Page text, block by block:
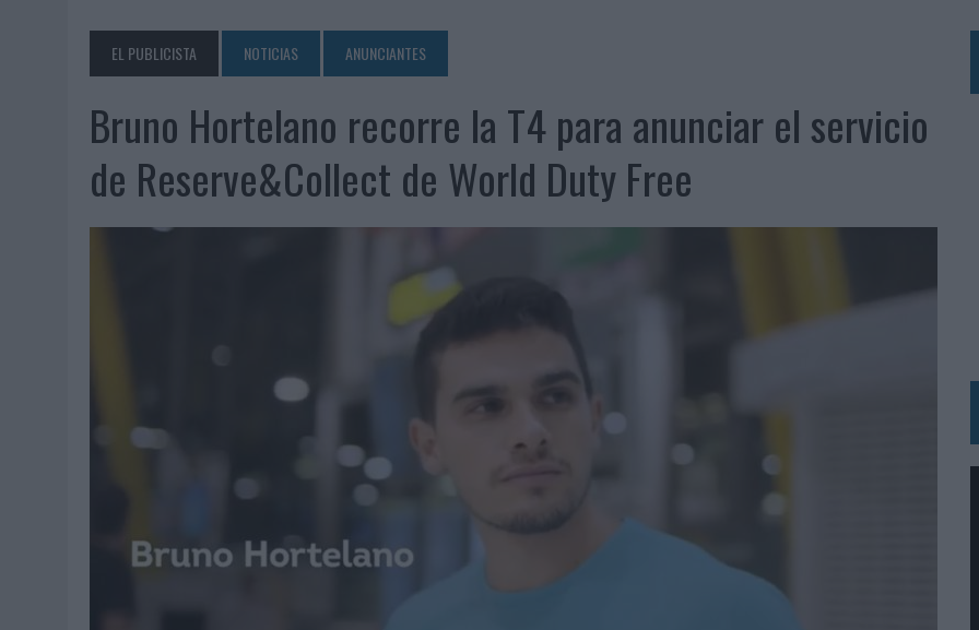
06/08/2026 | EL USO DE LA IA GENERATIVA ALCANZA YA AL 62% DE LOS ESPAÑOLES
SYSTEM1 NOMBRA A KIMBERLY BASTONI COMO NUEVA DIRECTORA COMERCIAL GLOBAL
06/08/2026
FRIGO Y UNIQLO LANZAN UNA COLECCIÓN PERSONALIZABLE INSPIRADA EN CORNETTO, CALIPPO Y SOLERO
06/08/2026 | LA IA ESTÁ SUBIENDO EL LISTÓN DE LA CREATIVIDAD
LOPESAN HOTELS & RESORTS ACERCA EL PARAÍSO CANARIO EN SU ÚLTIMA CAMPAÑA INTERNACIONAL
LUIS ARQUILLOS (BURGO DE ARIAS): “LA CONSTRUCCIÓN DE MARCA A LARGO PLAZO Y LA MEDICIÓN SON DOS CARAS DE LA MISMA
‘EL PARAÍSO MÁS CERCA’, DE 22GRADOS PARA LOPESAN HOTELS & RESORTS
‘LA ÚNICA CERVEZA DEL MUNDO QUE SE DISFRUTA DOS VECES’, DE INUSUALY PARA CERVEZA CAPAZ
‘EL FÚTBOL SIN LAS PERSONAS’, DE DENTSU CREATIVE PARA ORANGE
04/08/2026 | BABARIA Y MAXIBON SON ‘EL MATCH PERFECTO DEL VERANO’
EL PUBLICISTA NOTICIAS ANUNCIANTES
Bruno Hortelano recorre la T4 para anunciar el servicio
de Reserve&Collect de World Duty Free